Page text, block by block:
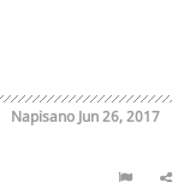
Napisano Jun 26, 2017